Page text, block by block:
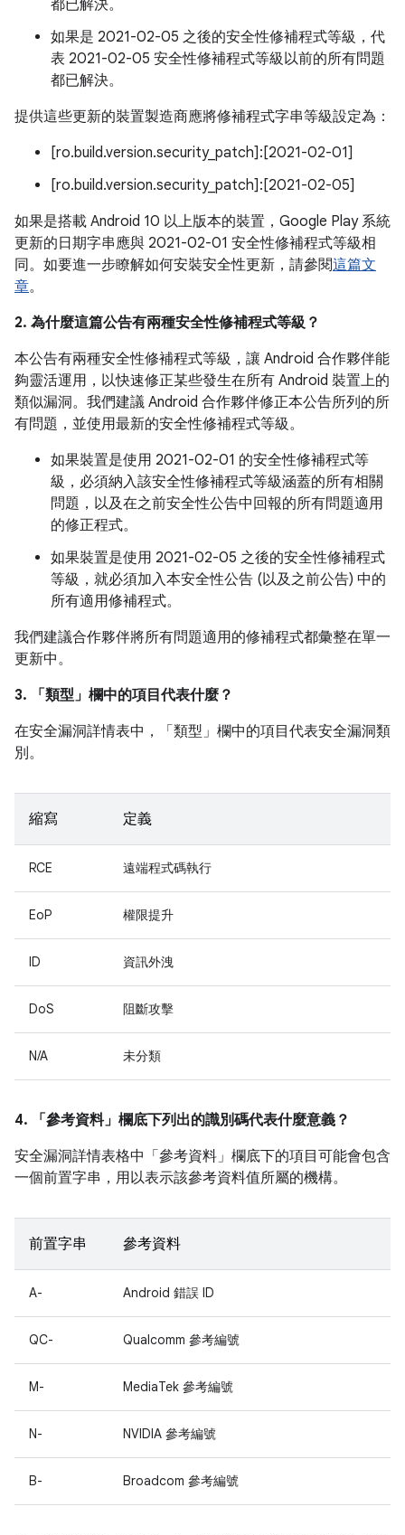
都已解決。
如果是 2021-02-05 之後的安全性修補程式等級，代
表 2021-02-05 安全性修補程式等級以前的所有問題
都已解決。
提供這些更新的裝置製造商應將修補程式字串等級設定為：
[ro.build.version.security_patch]:[2021-02-01]
[ro.build.version.security_patch]:[2021-02-05]
如果是搭載 Android 10 以上版本的裝置，Google Play 系統
更新的日期字串應與 2021-02-01 安全性修補程式等級相
同。如要進一步瞭解如何安裝安全性更新，請參閱這篇文
章。
2. 為什麼這篇公告有兩種安全性修補程式等級？
本公告有兩種安全性修補程式等級，讓 Android 合作夥伴能
夠靈活運用，以快速修正某些發生在所有 Android 裝置上的
類似漏洞。我們建議 Android 合作夥伴修正本公告所列的所
有問題，並使用最新的安全性修補程式等級。
如果裝置是使用 2021-02-01 的安全性修補程式等
級，必須納入該安全性修補程式等級涵蓋的所有相關
問題，以及在之前安全性公告中回報的所有問題適用
的修正程式。
如果裝置是使用 2021-02-05 之後的安全性修補程式
等級，就必須加入本安全性公告 (以及之前公告) 中的
所有適用修補程式。
我們建議合作夥伴將所有問題適用的修補程式都彙整在單一
更新中。
3. 「類型」 欄中的項目代表什麼？
在安全漏洞詳情表中，「類型」 欄中的項目代表安全漏洞類
別。
縮寫 定義
RCE 遠端程式碼執行
EoP 權限提升
ID 資訊外洩
DoS 阻斷攻擊
N/A 未分類
4. 「參考資料」 欄底下列出的識別碼代表什麼意義？
安全漏洞詳情表格中「參考資料」 欄底下的項目可能會包含
一個前置字串，用以表示該參考資料值所屬的機構。
前置字串 參考資料
A- Android 錯誤 ID
QC- Qualcomm 參考編號
M- MediaTek 參考編號
N- NVIDIA 參考編號
B- Broadcom 參考編號